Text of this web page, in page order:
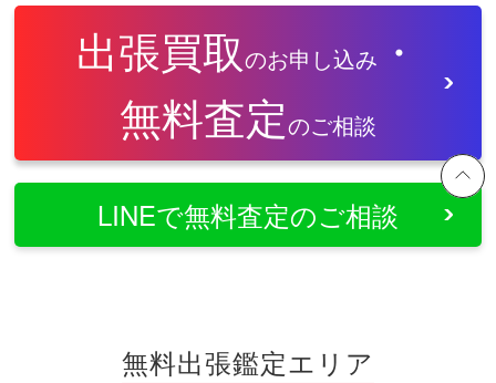
出張買取のお申し込み ・
無料査定のご相談
LINEで無料査定のご相談
無料出張鑑定エリア